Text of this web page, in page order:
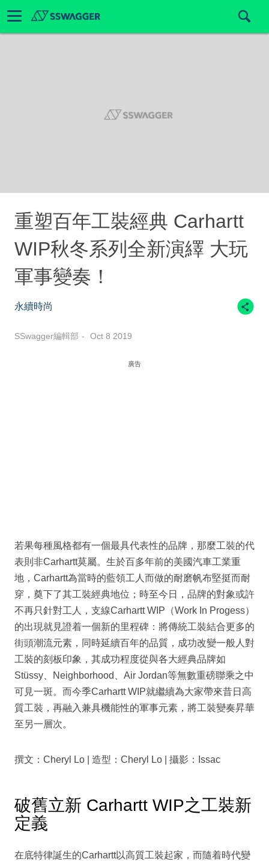
重塑百年工裝經典 Carhartt
WIP秋冬系列全新演繹 大玩
軍事變奏！
永續時尚
SSwagger編輯部 Oct 8 2019
廣告
若果每種風格都有一個最具代表性的品牌，那麼工裝的代
表則非Carhartt莫屬。生於百多年前的美國汽車工業重
地，Carhartt為當時的藍領工人而做的耐磨帆布堅挺而耐
穿，奠下了其工裝經典地位；時至今日，品牌的對象或許
不再只針對工人，支線Carhartt WIP（Work In Progess）
的出現就見證着一個新的里程碑：將傳統工裝結合更多的
街頭潮流元素，同時延續百年的品質，成功改變一般人對
工裝的刻板印象，其成功程度從與各大經典品牌如
Stüssy、Neighborhood、Air Jordan等無數重磅聯乘之中
可見一斑。而今季Carhartt WIP就繼續為大家帶來昔日高
質工裝，再融入兼具機能性的軍事元素，將工裝變奏昇華
至另一層次。
撰文：Cheryl Lo | 造型：Cheryl Lo | 攝影：Issac
破舊立新 Carhartt WIP之工裝新
定義
在底特律誕生的Carhartt以高質工裝起家，而隨着時代變